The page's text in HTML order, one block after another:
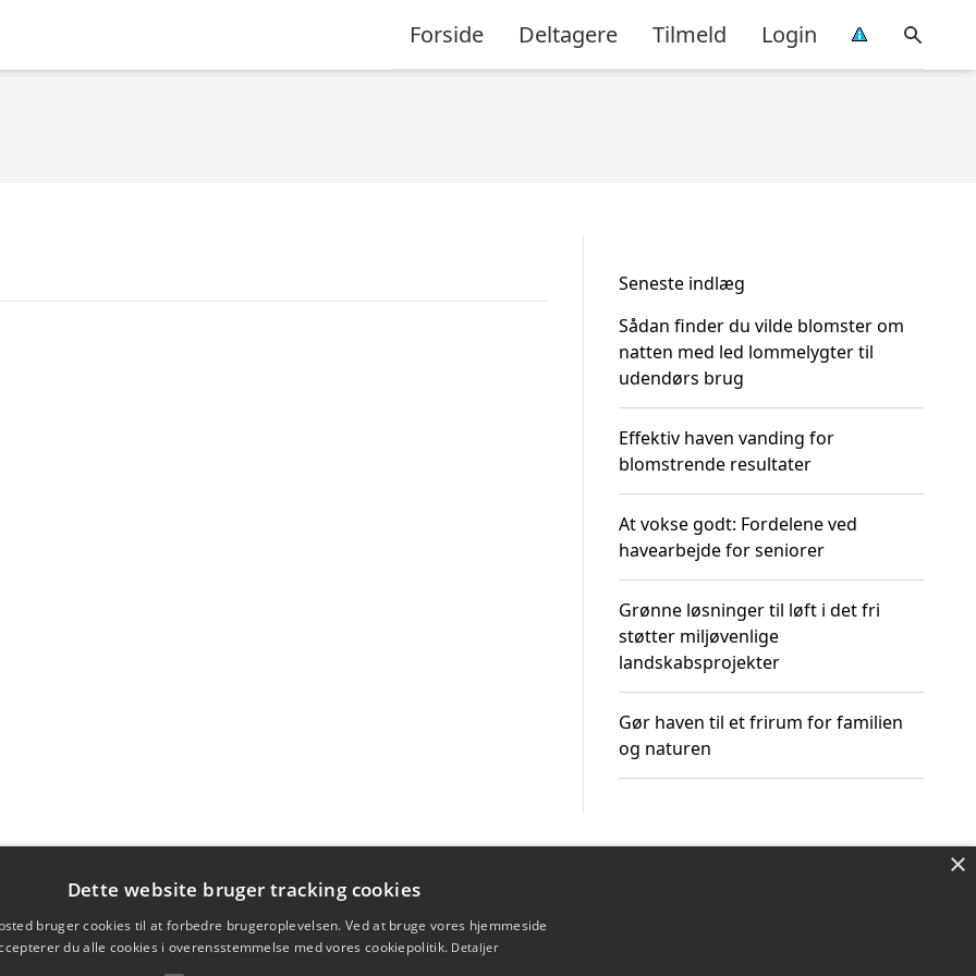
Forside Deltagere Tilmeld Login
Seneste indlæg
Sådan finder du vilde blomster om
natten med led lommelygter til
udendørs brug
Effektiv haven vanding for
blomstrende resultater
At vokse godt: Fordelene ved
havearbejde for seniorer
Grønne løsninger til løft i det fri
støtter miljøvenlige
landskabsprojekter
Gør haven til et frirum for familien
og naturen
×
Dette website bruger tracking cookies
bruger cookies til at forbedre brugeroplevelsen. Ved at bruge vores hjemmeside
du alle cookies i overensstemmelse med vores cookiepolitik. Detaljer